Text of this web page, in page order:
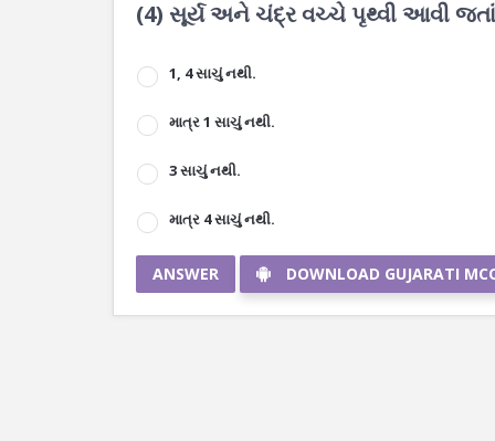
(4) સૂર્ય અને ચંદ્ર વચ્ચે પૃથ્વી આવી
1, 4 સાચું નથી.
માત્ર 1 સાચું નથી.
3 સાચું નથી.
માત્ર 4 સાચું નથી.
ANSWER DOWNLOAD GUJARATI